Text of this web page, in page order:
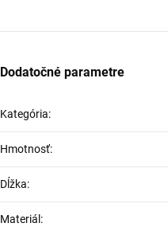
Dodatočné parametre
Kategória:
Hmotnosť:
Dĺžka:
Materiál :